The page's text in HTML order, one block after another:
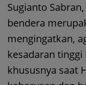
Sugianto
bendera
mengingatkan,
kesadaran
khususnya saat